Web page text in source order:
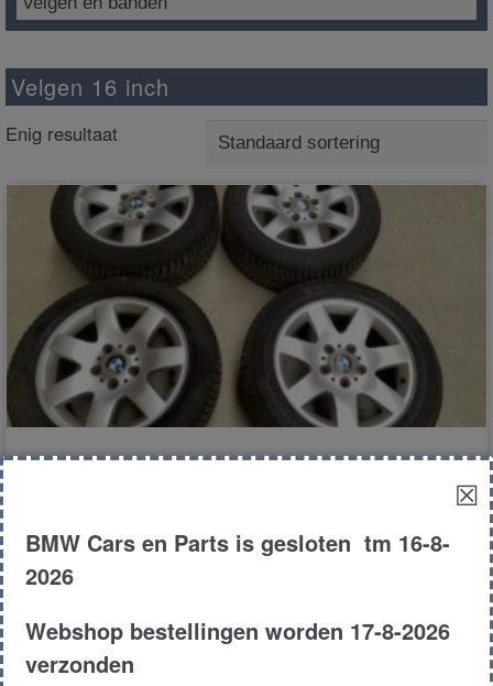
Velgen 16 inch
Enig resultaat
€250.00
Product # 173337
☒
BMW Cars en Parts is gesloten tm 16-8-
2026
Webshop bestellingen worden 17-8-2026
verzonden